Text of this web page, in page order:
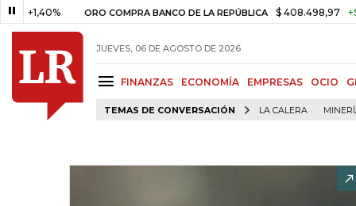
ORO COMPRA BANCO DE LA REPÚBLICA $ 408.498,97 +$
JUEVES, 06 DE AGOSTO DE 2026
FINANZAS ECONOMÍA EMPRESAS OCIO
TEMAS DE CONVERSACIÓN LA CALERA